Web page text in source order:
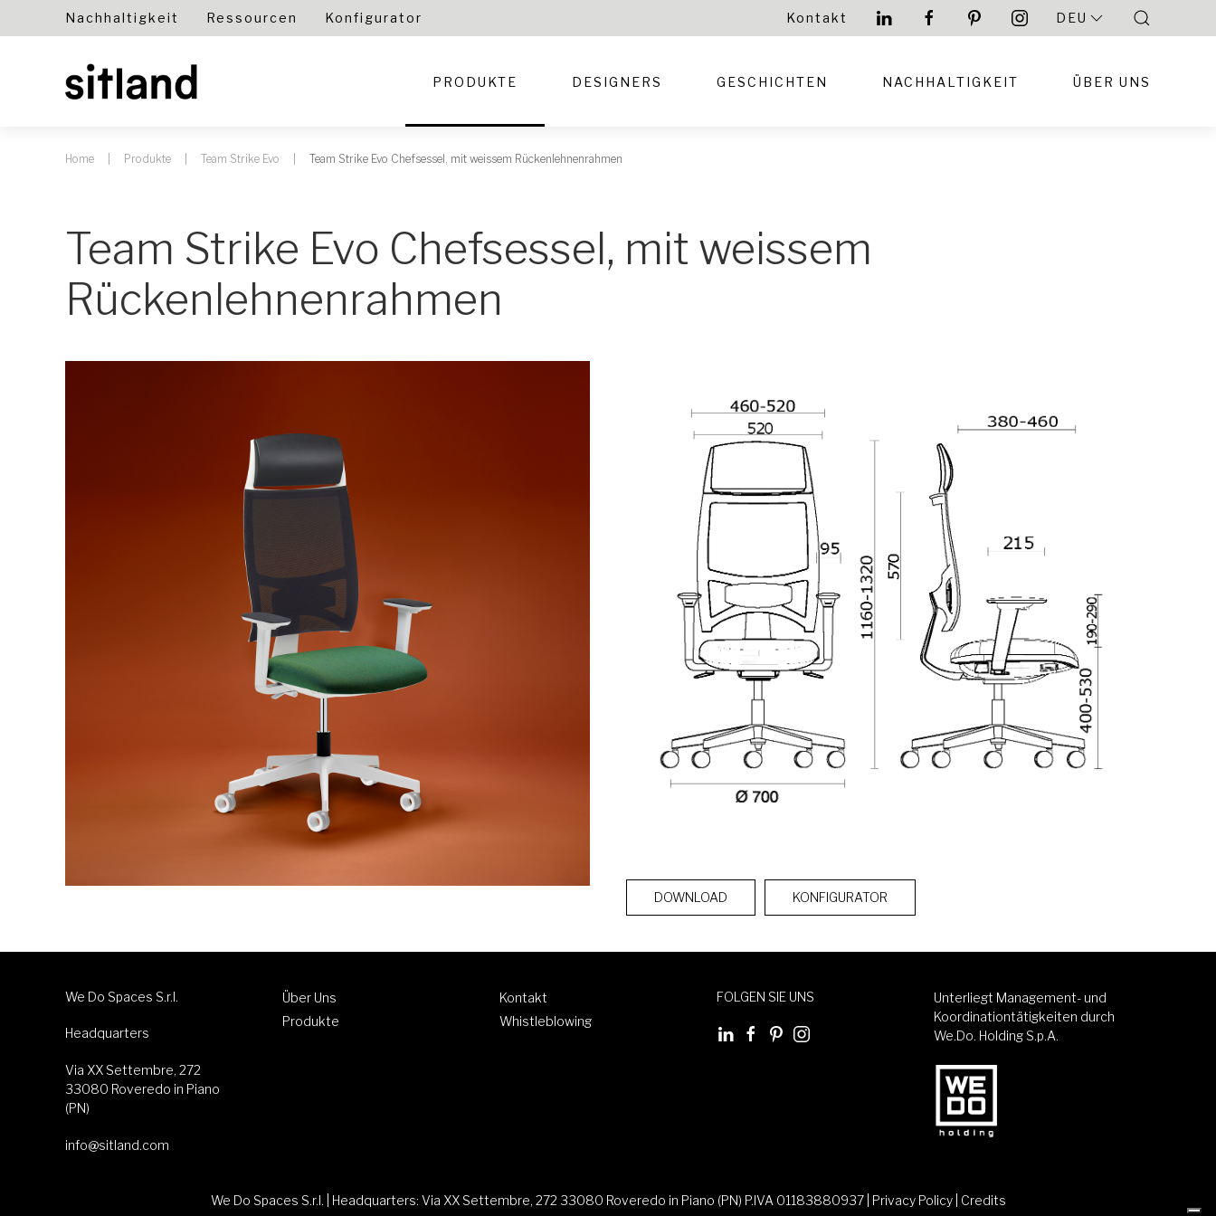
Nachhaltigkeit Ressourcen Konfigurator Kontakt DEU
PRODUKTE DESIGNERS GESCHICHTEN NACHHALTIGKEIT ÜBER UNS
Home Produkte Team Strike Evo Team Strike Evo Chefsessel, mit weissem Rückenlehnenrahmen
Team Strike Evo Chefsessel, mit weissem
Rückenlehnenrahmen
DOWNLOAD KONFIGURATOR
We Do Spaces S.r.l.
Headquarters
Via XX Settembre, 272
33080 Roveredo in Piano
(PN)
info@sitland.com
Über Uns
Produkte
Kontakt
Whistleblowing
FOLGEN SIE UNS
Unterliegt Management- und
Koordinationtätigkeiten durch
We.Do. Holding S.p.A.
We Do Spaces S.r.l. | Headquarters: Via XX Settembre, 272 33080 Roveredo in Piano (PN) P.IVA 01183880937 | Privacy Policy| Credits